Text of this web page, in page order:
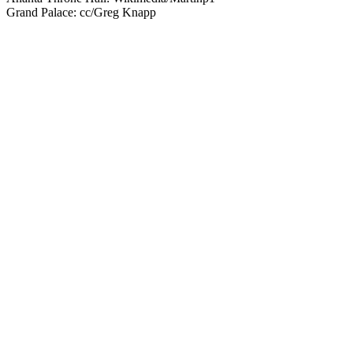
Grand Palace: cc/Greg Knapp